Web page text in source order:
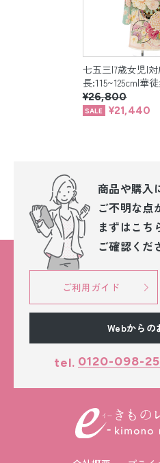
七五三|7歳女児|
長:115~125cm|華
¥26,800
¥21,440
商品や購入
ご不明な点
まずはこち
ご確認くだ
ご利用ガイド
Webからの
tel. 0120-098-